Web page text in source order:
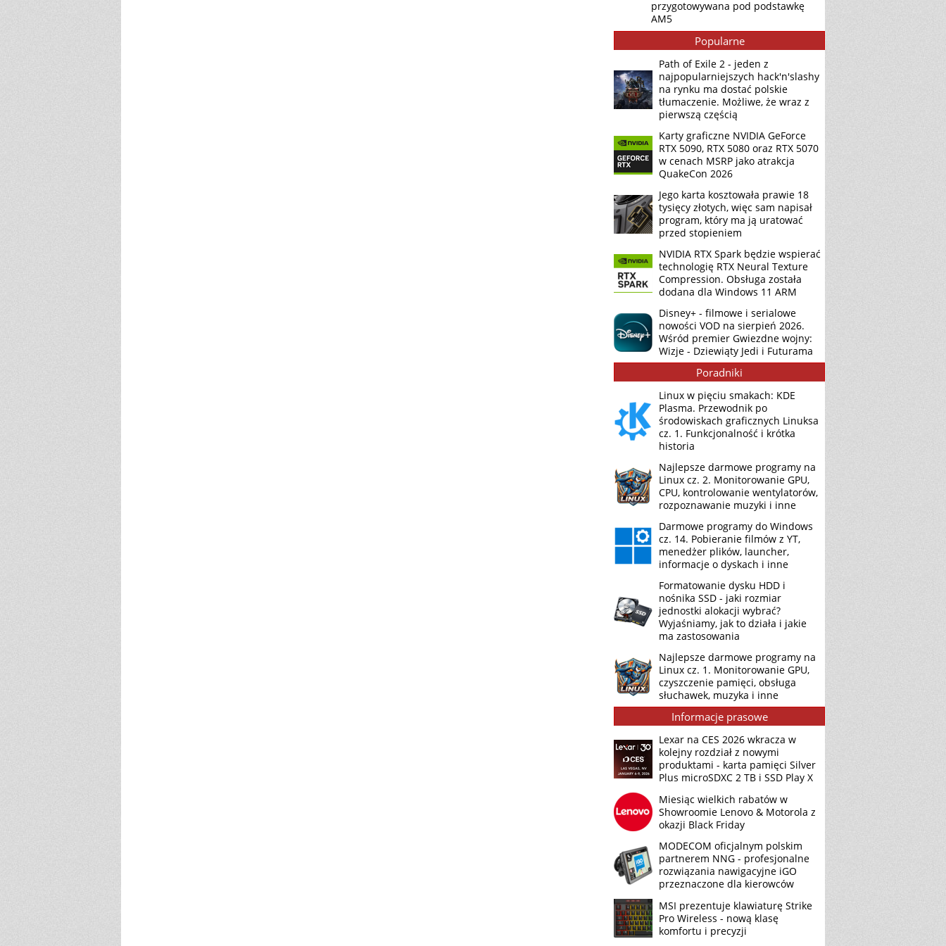
przygotowywana pod podstawkę
AM5
Popularne
Path of Exile 2 - jeden z
najpopularniejszych hack'n'slashy
na rynku ma dostać polskie
tłumaczenie. Możliwe, że wraz z
pierwszą częścią
Karty graficzne NVIDIA GeForce
RTX 5090, RTX 5080 oraz RTX 5070
w cenach MSRP jako atrakcja
QuakeCon 2026
Jego karta kosztowała prawie 18
tysięcy złotych, więc sam napisał
program, który ma ją uratować
przed stopieniem
NVIDIA RTX Spark będzie wspierać
technologię RTX Neural Texture
Compression. Obsługa została
dodana dla Windows 11 ARM
Disney+ - filmowe i serialowe
nowości VOD na sierpień 2026.
Wśród premier Gwiezdne wojny:
Wizje - Dziewiąty Jedi i Futurama
Poradniki
Linux w pięciu smakach: KDE
Plasma. Przewodnik po
środowiskach graficznych Linuksa
cz. 1. Funkcjonalność i krótka
historia
Najlepsze darmowe programy na
Linux cz. 2. Monitorowanie GPU,
CPU, kontrolowanie wentylatorów,
rozpoznawanie muzyki i inne
Darmowe programy do Windows
cz. 14. Pobieranie filmów z YT,
menedżer plików, launcher,
informacje o dyskach i inne
Formatowanie dysku HDD i
nośnika SSD - jaki rozmiar
jednostki alokacji wybrać?
Wyjaśniamy, jak to działa i jakie
ma zastosowania
Najlepsze darmowe programy na
Linux cz. 1. Monitorowanie GPU,
czyszczenie pamięci, obsługa
słuchawek, muzyka i inne
Informacje prasowe
Lexar na CES 2026 wkracza w
kolejny rozdział z nowymi
produktami - karta pamięci Silver
Plus microSDXC 2 TB i SSD Play X
Miesiąc wielkich rabatów w
Showroomie Lenovo & Motorola z
okazji Black Friday
MODECOM oficjalnym polskim
partnerem NNG - profesjonalne
rozwiązania nawigacyjne iGO
przeznaczone dla kierowców
MSI prezentuje klawiaturę Strike
Pro Wireless - nową klasę
komfortu i precyzji